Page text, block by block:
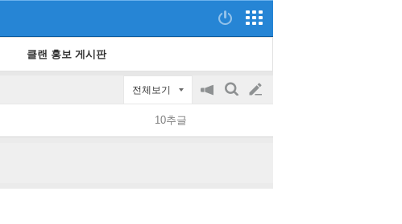
클랜 홍보 게시판
전체보기
공
on/off
검
글
쓰
10추글